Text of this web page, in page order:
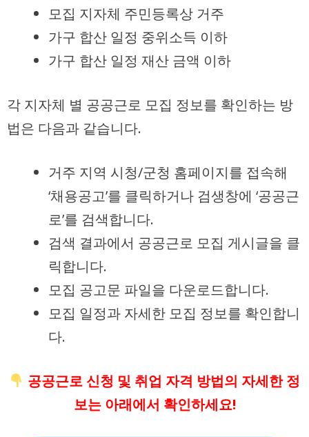
모집 지자체 주민등록상 거주
가구 합산 일정 중위소득 이하
가구 합산 일정 재산 금액 이하
각 지자체 별 공공근로 모집 정보를 확인하는 방
법은 다음과 같습니다.
거주 지역 시청/군청 홈페이지를 접속해
‘채용공고’를 클릭하거나 검생창에 ‘공공근
로’를 검색합니다.
검색 결과에서 공공근로 모집 게시글을 클
릭합니다.
모집 공고문 파일을 다운로드합니다.
모집 일정과 자세한 모집 정보를 확인합니
다.
공공근로 신청 및 취업 자격 방법의 자세한 정
보는 아래에서 확인하세요!